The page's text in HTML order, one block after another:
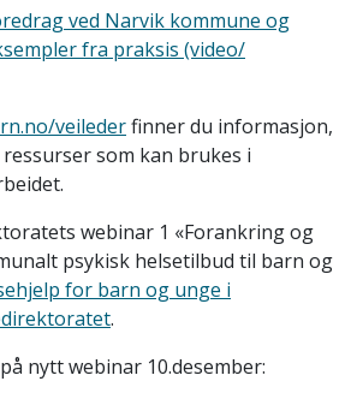
ved Narvik kommune og
fra praksis (video/
veilederfinner du informasjon,
som kan brukes i
webinar 1 «Forankring og
psykisk helsetilbud til barn og
for barn og unge i
.
nytt webinar 10.desember: